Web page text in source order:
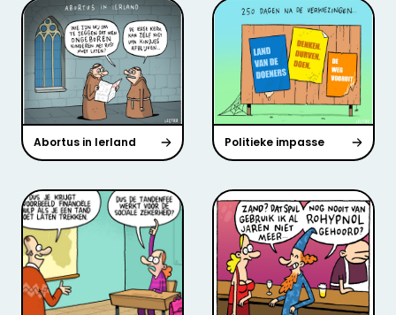
Abortus in Ierland Politieke impasse